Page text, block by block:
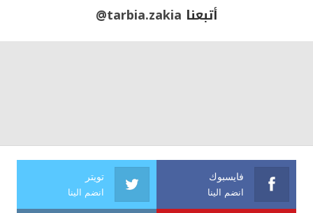
أتبعنا @tarbia.zakia
فايسبوك
انضم الينا
تويتر
انضم الينا